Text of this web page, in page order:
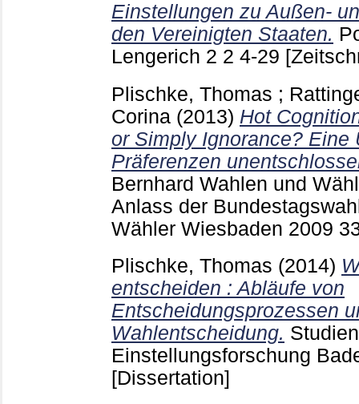
Einstellungen zu Außen-
den Vereinigten Staaten.
Lengerich 2 2 4-29
Plischke, Thomas ;
Corina (2013) Hot
or Simply Ignorance? Eine
Präferenzen
Bernhard Wahlen und
Anlass der
Wähler Wiesbaden 2009
Plischke, Thomas (2014)
entscheiden : Abläufe von
Entscheidungsprozessen
Wahlentscheidung.
Einstellungsforschung
[Dissertation]